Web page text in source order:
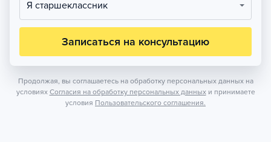
Я старшеклассник
Записаться на консультацию
Продолжая, вы соглашаетесь на обработку персональных данных на
условиях Согласия на обработку персональных данных и принимаете
условия Пользовательского соглашения.